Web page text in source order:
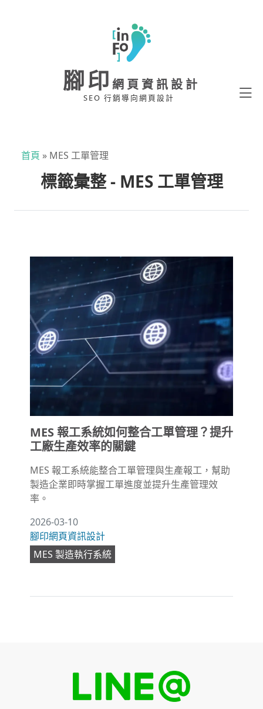
腳印 網頁資訊設計
SEO 行銷導向網頁設計
首頁 » MES 工單管理
標籤彙整 - MES 工單管理
MES 報工系統如何整合工單管理？提升
工廠生產效率的關鍵
MES 報工系統能整合工單管理與生產報工，幫助
製造企業即時掌握工單進度並提升生產管理效
率。
2026-03-10
腳印網頁資訊設計
MES 製造執行系統